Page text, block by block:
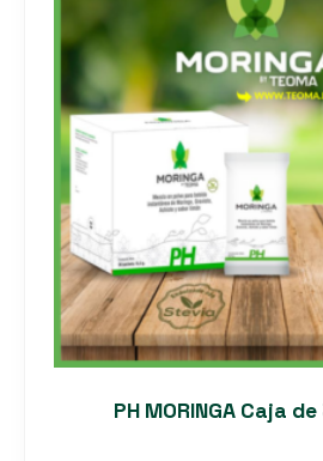
PH MORINGA Caja